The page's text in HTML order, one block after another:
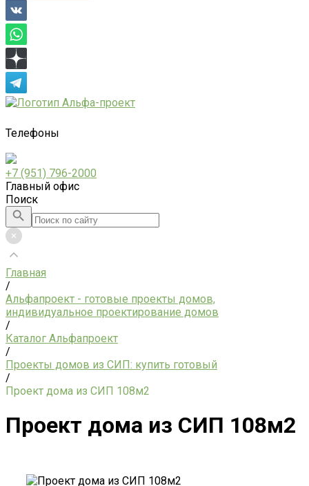
Телефоны
+7 (951) 796-2000
Главный офис
Поиск
Главная
/
Альфапроект - готовые проекты домов,
индивидуальное проектирование домов
/
Каталог Альфапроект
/
Проекты домов из СИП: купить готовый
/
Проект дома из СИП 108м2
Проект дома из СИП 108м2